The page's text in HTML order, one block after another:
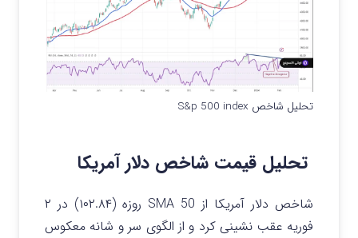
تحلیل شاخص S&p 500 index
تحلیل قیمت شاخص دلار آمریکا
شاخص دلار آمریکا از SMA 50 روزه (۱۰۲.۸۴) در ۲
فوریه عقب نشینی کرد و از الگوی سر و شانه معکوس